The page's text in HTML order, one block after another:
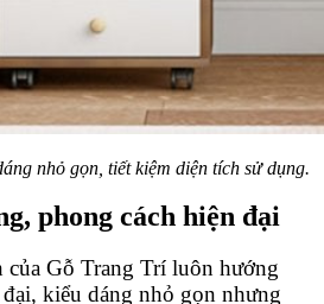
nhỏ gọn, tiết kiệm diện tích sử dụng.
phong cách hiện đại
của Gỗ Trang Trí luôn hướng
kiểu dáng nhỏ gọn nhưng